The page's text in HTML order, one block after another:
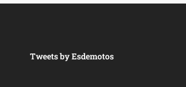
Tweets by Esdemotos